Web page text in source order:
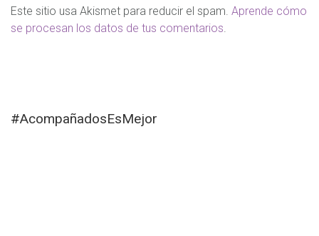
Este sitio usa Akismet para reducir el spam. Aprende cómo
se procesan los datos de tus comentarios
#AcompañadosEsMejor